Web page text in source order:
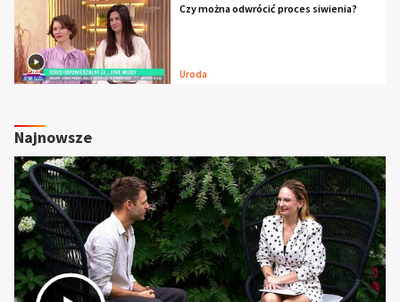
Czy można odwrócić proces siwienia?
Uroda
Najnowsze